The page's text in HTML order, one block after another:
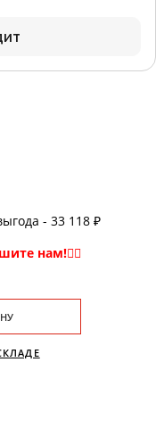
- 33 118 ₽